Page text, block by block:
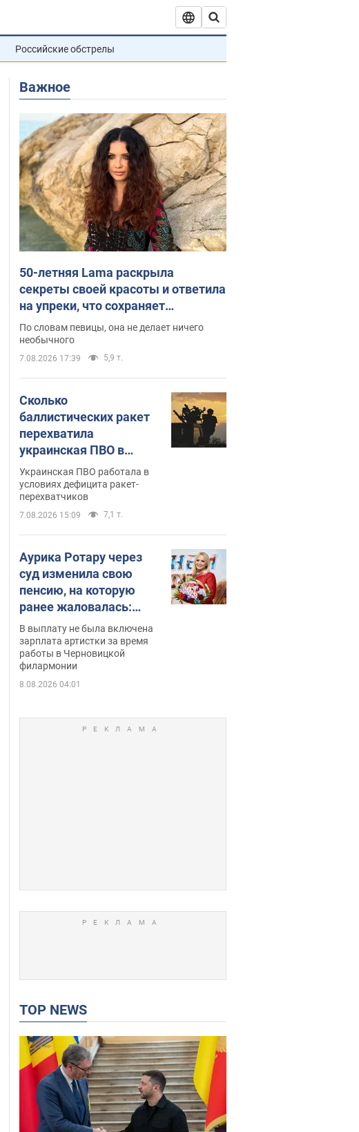
Российские обстрелы
Важное
50-летняя Lama раскрыла
секреты своей красоты и ответила
на упреки, что сохраняет
молодость, ведь у нее нет детей
По словам певицы, она не делает ничего
необычного
7.08.2026 17:39 5,9 т.
Сколько
баллистических ракет
перехватила
украинская ПВО в
июле: в Минобороны
назвали цифру
Украинская ПВО работала в
условиях дефицита ракет-
перехватчиков
7.08.2026 15:09 7,1 т.
Аурика Ротару через
суд изменила свою
пенсию, на которую
ранее жаловалась:
сколько получала
певица
В выплату не была включена
зарплата артистки за время
работы в Черновицкой
филармонии
8.08.2026 04:01
TOP NEWS